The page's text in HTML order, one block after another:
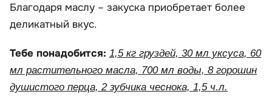
Благодаря маслу – закуска приобретает более
деликатный вкус.
Тебе понадобится: 1,5 кг груздей, 30 мл уксуса, 60
мл растительного масла, 700 мл воды, 8 горошин
душистого перца, 2 зубчика чеснока, 1,5 ч.л.